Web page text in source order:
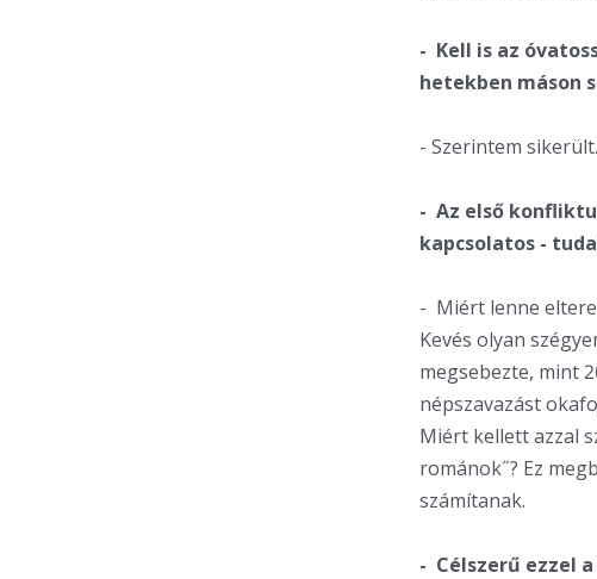
- Kell is az
hetekben máson
- Szerintem sikerült.
- Az első
kapcsolatos -
- Miért lenne
Kevés olyan
megsebezte, mint
népszavazást
Miért kellett azzal
románok˝? Ez
számítanak.
- Célszerű ezzel